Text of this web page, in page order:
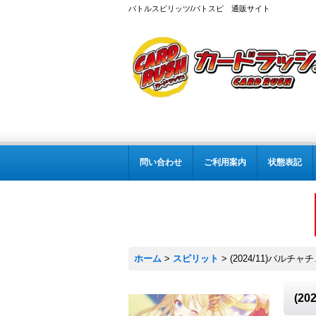
バトルスピリッツ/バトスピ 通販サイト
問い合わせ ご利用案内 状態表記
ホーム > スピリット > (2024/11)バルチャ